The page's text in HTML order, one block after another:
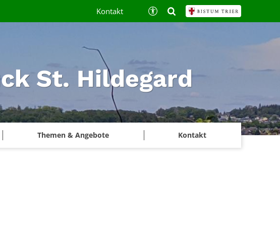
St. Hildegard
Themen & Angebote Kontakt
Kontakt